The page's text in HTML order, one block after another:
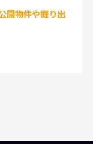
開物件や掘り出